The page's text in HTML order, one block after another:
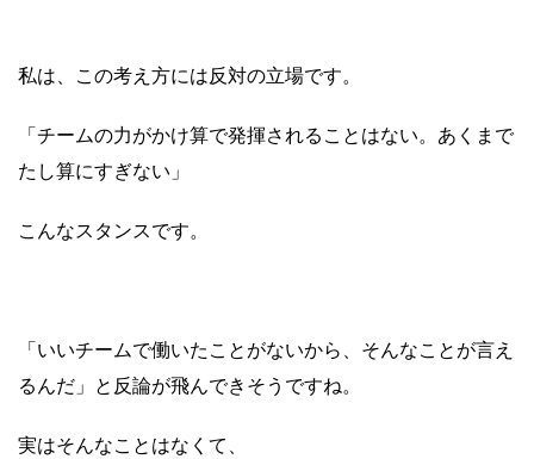
私は、この考え方には反対の立場です。
「チームの力がかけ算で発揮されることはない。あくまで
たし算にすぎない」
こんなスタンスです。
「いいチームで働いたことがないから、そんなことが言え
るんだ」と反論が飛んできそうですね。
実はそんなことはなくて、